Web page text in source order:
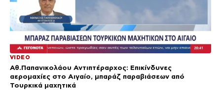
VIDEO
Αθ.Παπανικολάου Αντιπτέραρχος: Επικίνδυνες
αερομαχίες στο Αιγαίο, μπαράζ παραβιάσεων από
Τουρκικά μαχητικά